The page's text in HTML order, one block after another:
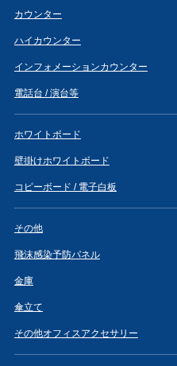
カウンター
ハイカウンター
インフォメーションカウンター
電話台 / 演台等
ホワイトボード
壁掛けホワイトボード
コピーボード / 電子白板
その他
飛沫感染予防パネル
金庫
傘立て
その他オフィスアクセサリー